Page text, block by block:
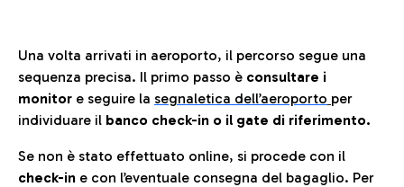
Una volta arrivati in aeroporto, il percorso segue una
sequenza precisa. Il primo passo è consultare i
monitor e seguire la segnaletica dell’aeroporto per
individuare il banco check-in o il gate di riferimento.
Se non è stato effettuato online, si procede con il
check-in e con l’eventuale consegna del bagaglio. Per